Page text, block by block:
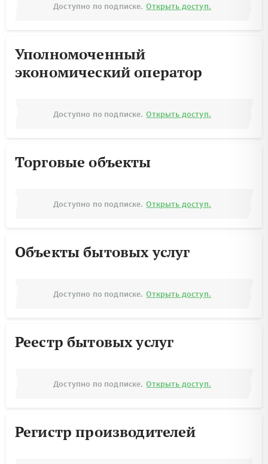
Доступно по подписке. Открыть доступ.
Уполномоченный
экономический оператор
Доступно по подписке. Открыть доступ.
Торговые объекты
Доступно по подписке. Открыть доступ.
Объекты бытовых услуг
Доступно по подписке. Открыть доступ.
Реестр бытовых услуг
Доступно по подписке. Открыть доступ.
Регистр производителей